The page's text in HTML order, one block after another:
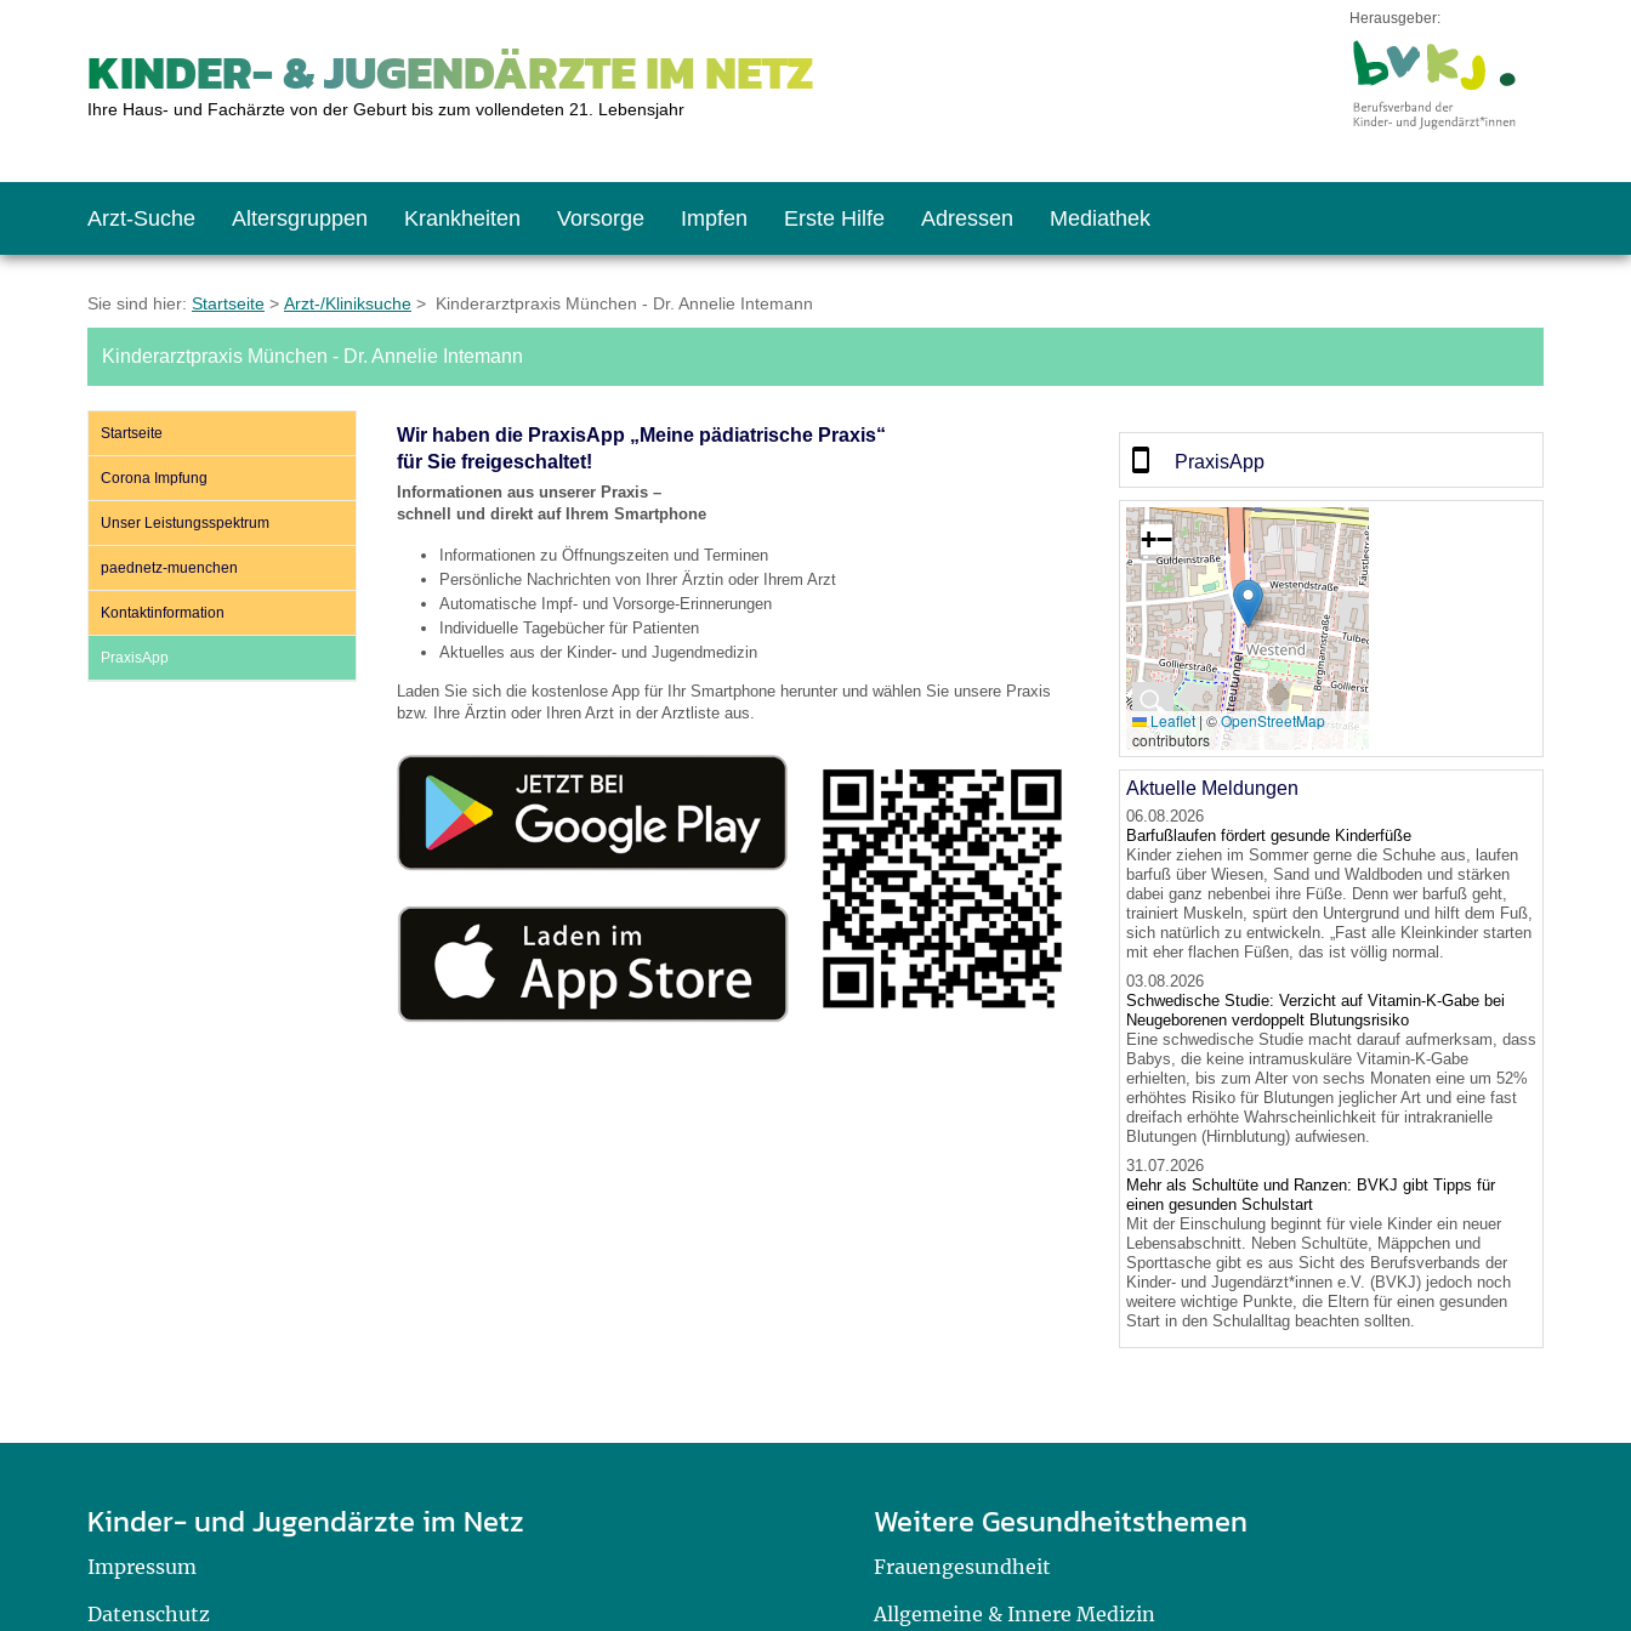
KINDER- & JUGENDÄRZTE IM NETZ
Ihre Haus- und Fachärzte von der Geburt bis zum vollendeten 21. Lebensjahr
Herausgeber:
Arzt-Suche Altersgruppen
Das erste Jahr
Schulkinder
Krankheiten Vorsorge
Baby: U1 bis U6
Schulkind: U10 bis U11
Impfen
Impfkalender
Was muss man beachten?
Impfsicherheit
Häufige Fragen
Recht auf Impfung
Vorsorge- und Impferinnerung
Erste Hilfe
Notrufnummern
Hausapotheke
Notdienste
Adressen
Notdienste
Gesundheitsämter
Mediathek
BMI-Rechner
Blutdruckrechner
Empfehlungen zum Bildschirmmediengebrauch
Hörlexikon
Material zu den Vorsorgen
Entwicklungskalender
Broschüren und Informationsflyer
Familienzeit gesund gestalten
Sie sind hier: Startseite > Arzt-/Kliniksuche > Kinderarztpraxis München - Dr. Annelie Intemann
Kinderarztpraxis München - Dr. Annelie Intemann
Startseite
Corona Impfung
Unser Leistungsspektrum
paednetz-muenchen
Kontaktinformation
PraxisApp
Wir haben die PraxisApp „Meine pädiatrische Praxis“
für Sie freigeschaltet!
Informationen aus unserer Praxis –
schnell und direkt auf Ihrem Smartphone
Informationen zu Öffnungszeiten und Terminen
Persönliche Nachrichten von Ihrer Ärztin oder Ihrem Arzt
Automatische Impf- und Vorsorge-Erinnerungen
Individuelle Tagebücher für Patienten
Aktuelles aus der Kinder- und Jugendmedizin
Laden Sie sich die kostenlose App für Ihr Smartphone herunter und wählen Sie unsere Praxis
bzw. Ihre Ärztin oder Ihren Arzt in der Arztliste aus.
PraxisApp
🔍
+−
Leaflet |©OpenStreetMap
contributors
Aktuelle Meldungen
06.08.2026
Barfußlaufen fördert gesunde Kinderfüße
Kinder ziehen im Sommer gerne die Schuhe aus, laufen
barfuß über Wiesen, Sand und Waldboden und stärken
dabei ganz nebenbei ihre Füße. Denn wer barfuß geht,
trainiert Muskeln, spürt den Untergrund und hilft dem Fuß,
sich natürlich zu entwickeln. „Fast alle Kleinkinder starten
mit eher flachen Füßen, das ist völlig normal.
03.08.2026
Schwedische Studie: Verzicht auf Vitamin-K-Gabe bei
Neugeborenen verdoppelt Blutungsrisiko
Eine schwedische Studie macht darauf aufmerksam, dass
Babys, die keine intramuskuläre Vitamin-K-Gabe
erhielten, bis zum Alter von sechs Monaten eine um 52%
erhöhtes Risiko für Blutungen jeglicher Art und eine fast
dreifach erhöhte Wahrscheinlichkeit für intrakranielle
Blutungen (Hirnblutung) aufwiesen.
31.07.2026
Mehr als Schultüte und Ranzen: BVKJ gibt Tipps für
einen gesunden Schulstart
Mit der Einschulung beginnt für viele Kinder ein neuer
Lebensabschnitt. Neben Schultüte, Mäppchen und
Sporttasche gibt es aus Sicht des Berufsverbands der
Kinder- und Jugendärzt*innen e.V. (BVKJ) jedoch noch
weitere wichtige Punkte, die Eltern für einen gesunden
Start in den Schulalltag beachten sollten.
Kinder- und Jugendärzte im Netz
Impressum
Datenschutz
Weitere Gesundheitsthemen
Frauengesundheit
Allgemeine & Innere Medizin